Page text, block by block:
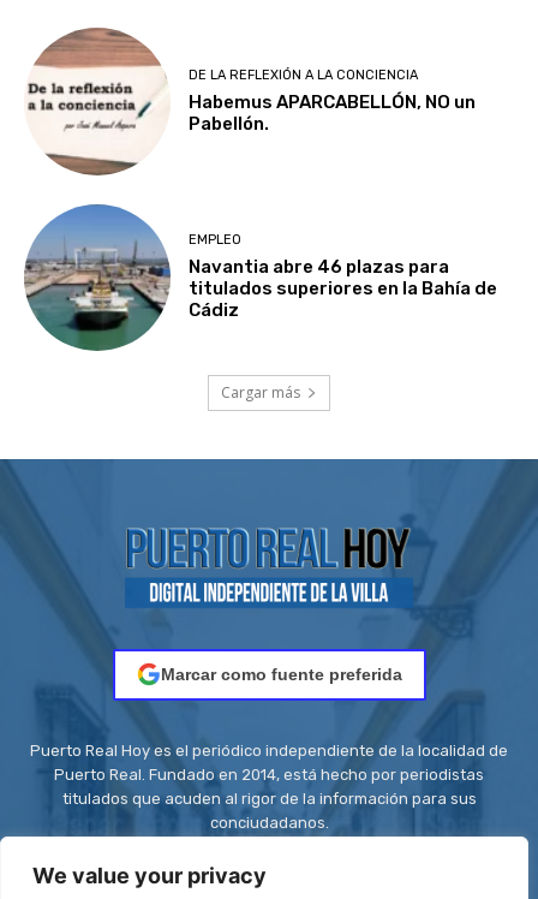
We value your privacy
DE LA REFLEXIÓN A LA CONCIENCIA
Habemus APARCABELLÓN, NO un
Pabellón.
EMPLEO
Navantia abre 46 plazas para
titulados superiores en la Bahía de
Cádiz
Cargar más
Marcar como fuente preferida
Puerto Real Hoy es el periódico independiente de la localidad de
Puerto Real. Fundado en 2014, está hecho por periodistas
titulados que acuden al rigor de la información para sus
conciudadanos.
Contacto: redaccion@puertorealhoy.es